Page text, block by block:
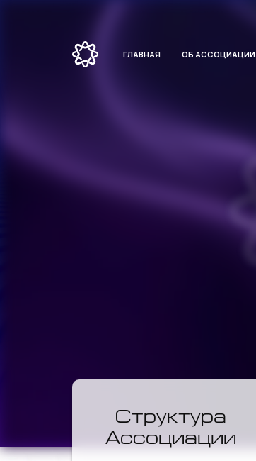
ГЛАВНАЯ ОБ АССОЦИАЦИИ
Структура
Ассоциации